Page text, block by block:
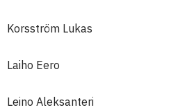
Korsström Lukas
Laiho Eero
Leino Aleksanteri